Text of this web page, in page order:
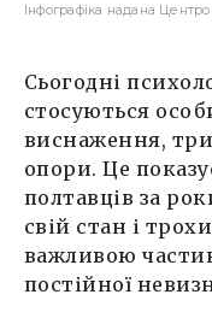
Інфографіка надана
Сьогодні
стосуються
виснаження,
опори. Це
полтавців за
свій стан і
важливою
постійної